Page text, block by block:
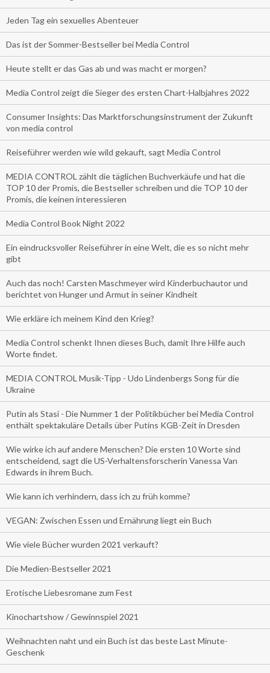
Jeden Tag ein sexuelles Abenteuer
Das ist der Sommer-Bestseller bei Media Control
Heute stellt er das Gas ab und was macht er morgen?
Media Control zeigt die Sieger des ersten Chart-Halbjahres 2022
Consumer Insights: Das Marktforschungsinstrument der Zukunft
von media control
Reiseführer werden wie wild gekauft, sagt Media Control
MEDIA CONTROL zählt die täglichen Buchverkäufe und hat die
TOP 10 der Promis, die Bestseller schreiben und die TOP 10 der
Promis, die keinen interessieren
Media Control Book Night 2022
Ein eindrucksvoller Reiseführer in eine Welt, die es so nicht mehr
gibt
Auch das noch! Carsten Maschmeyer wird Kinderbuchautor und
berichtet von Hunger und Armut in seiner Kindheit
Wie erkläre ich meinem Kind den Krieg?
Media Control schenkt Ihnen dieses Buch, damit Ihre Hilfe auch
Worte findet.
MEDIA CONTROL Musik-Tipp - Udo Lindenbergs Song für die
Ukraine
Putin als Stasi - Die Nummer 1 der Politikbücher bei Media Control
enthält spektakuläre Details über Putins KGB-Zeit in Dresden
Wie wirke ich auf andere Menschen? Die ersten 10 Worte sind
entscheidend, sagt die US-Verhaltensforscherin Vanessa Van
Edwards in ihrem Buch.
Wie kann ich verhindern, dass ich zu früh komme?
VEGAN: Zwischen Essen und Ernährung liegt ein Buch
Wie viele Bücher wurden 2021 verkauft?
Die Medien-Bestseller 2021
Erotische Liebesromane zum Fest
Kinochartshow / Gewinnspiel 2021
Weihnachten naht und ein Buch ist das beste Last Minute-
Geschenk